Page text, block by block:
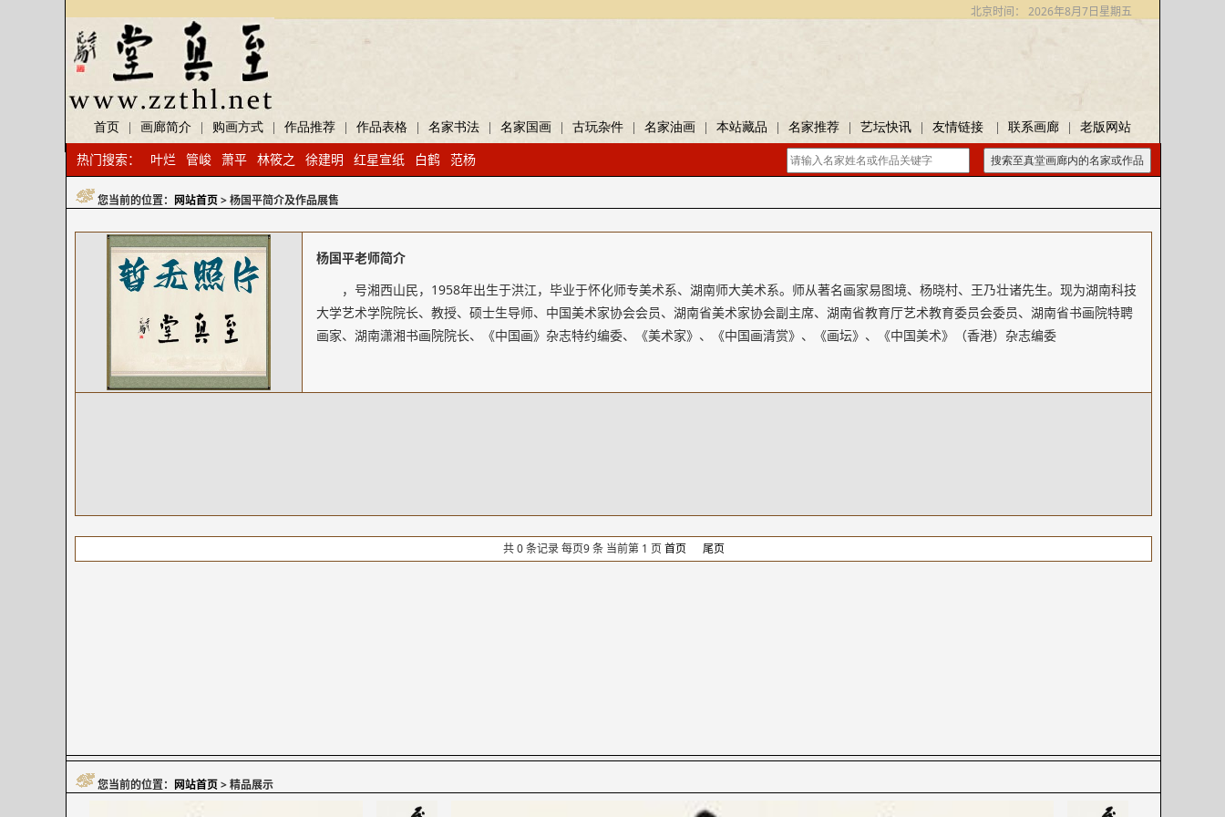
北京时间： 2026年8月7日星期五
首页 画廊简介 购画方式 作品推荐 作品表格 名家书法 名家国画 古玩杂件 名家油画 本站藏品 名家推荐 艺坛快讯 友情链接 联系画廊 老版网站
热门搜索： 叶烂 管峻 萧平 林筱之 徐建明 红星宣纸 白鹤 范杨 搜索至真堂画廊内的名家或作品
您当前的位置： 网站首页> 杨国平简介及作品展售
杨国平老师简介
，号湘西山民，1958年出生于洪江，毕业于怀化师专美术系、湖南师大美术系。师从著名画家易图境、杨晓村、王乃壮诸先生。现为湖南科技
大学艺术学院院长、教授、硕士生导师、中国美术家协会会员、湖南省美术家协会副主席、湖南省教育厅艺术教育委员会委员、湖南省书画院特聘
画家、湖南潇湘书画院院长、《中国画》杂志特约编委、《美术家》、《中国画清赏》、《画坛》、《中国美术》（香港）杂志编委
共 0 条记录 每页9 条 当前第 1 页首页 尾页
您当前的位置： 网站首页> 精品展示